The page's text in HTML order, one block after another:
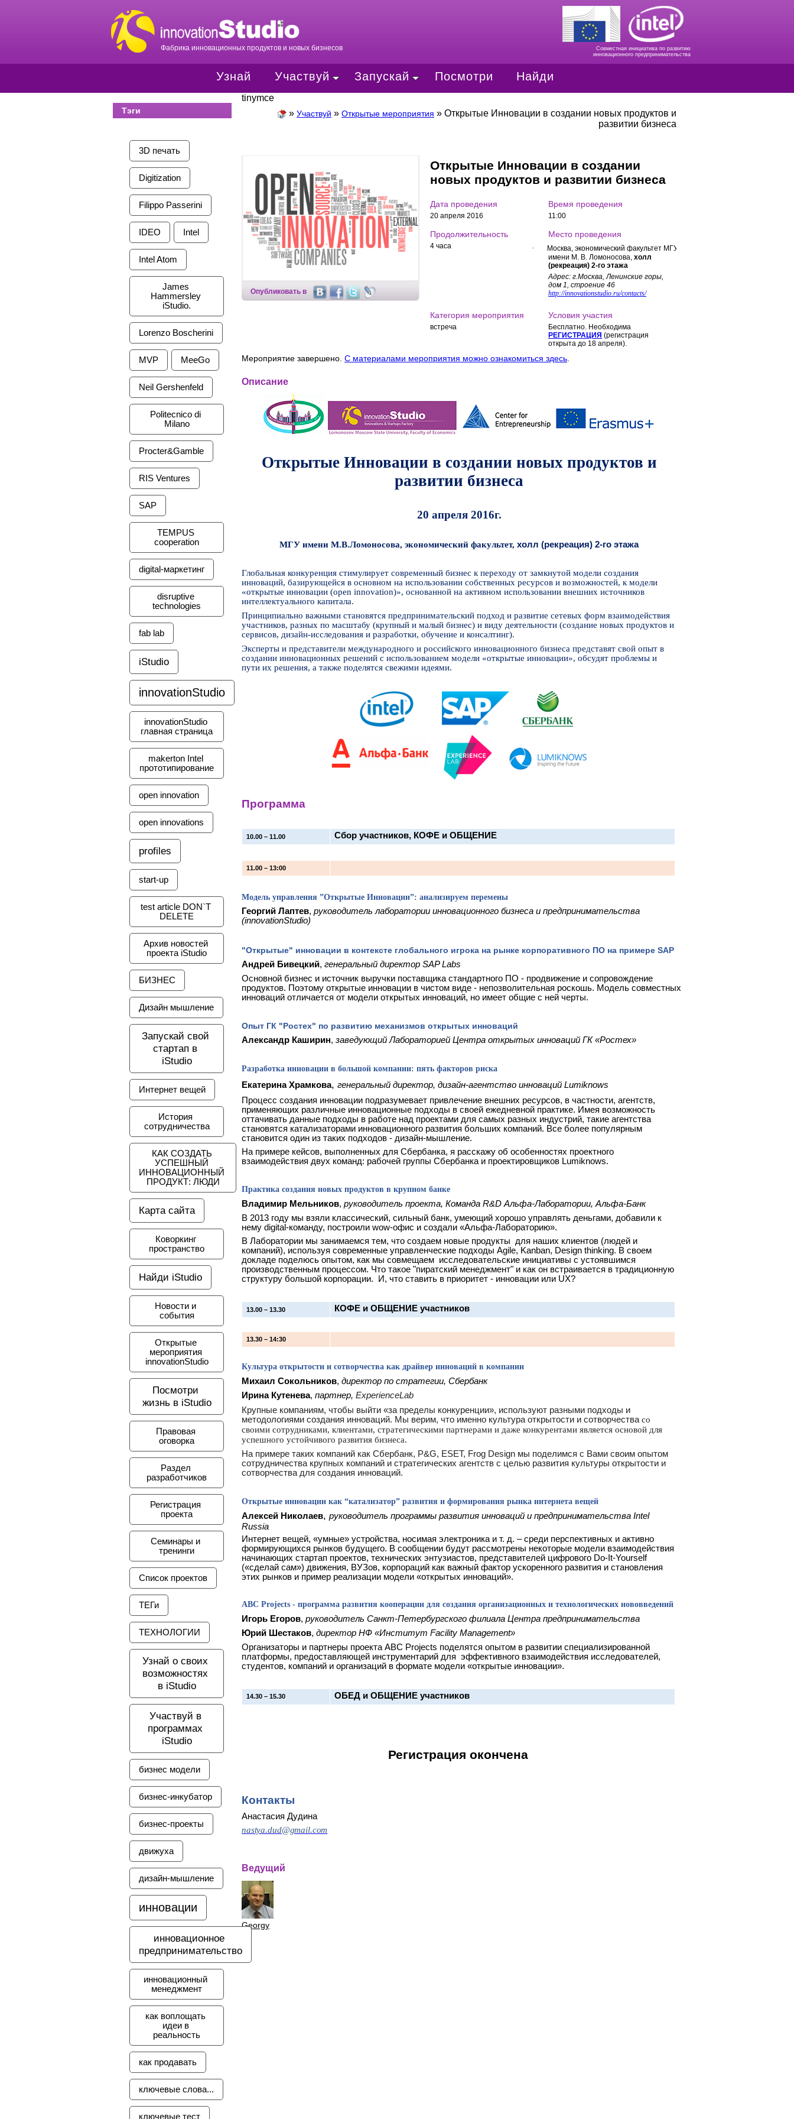
Фабрика инновационных продуктов и новых бизнесов
Совместная инициатива по развитию
инновационного предпринимательства
Узнай Участвуй Запускай Посмотри Найди
Тэги
3D печать
Digitization
Filippo Passerini
IDEO Intel
Intel Atom
James
Hammersley
iStudio.
Lorenzo Boscherini
MVP MeeGo
Neil Gershenfeld
Politecnico di
Milano
Procter&Gamble
RIS Ventures
SAP
TEMPUS
cooperation
digital-маркетинг
disruptive
technologies
fab lab
iStudio
innovationStudio
innovationStudio
главная страница
makerton Intel
прототипирование
open innovation
open innovations
profiles
start-up
test article DON`T
DELETE
Архив новостей
проекта iStudio
БИЗНЕС
Дизайн мышление
Запускай свой
стартап в
iStudio
Интернет вещей
История
сотрудничества
КАК СОЗДАТЬ
УСПЕШНЫЙ
ИННОВАЦИОННЫЙ
ПРОДУКТ: ЛЮДИ
Карта сайта
Коворкинг
пространство
Найди iStudio
Новости и
события
Открытые
мероприятия
innovationStudio
Посмотри
жизнь в iStudio
Правовая
оговорка
Раздел
разработчиков
Регистрация
проекта
Семинары и
тренинги
Список проектов
ТЕГи
ТЕХНОЛОГИИ
Узнай о своих
возможностях
в iStudio
Участвуй в
программах
iStudio
бизнес модели
бизнес-инкубатор
бизнес-проекты
движуха
дизайн-мышление
инновации
инновационное
предпринимательство
инновационный
менеджмент
как воплощать
идеи в
реальность
как продавать
ключевые слова...
ключевые тест
tinymce
» Участвуй » Открытые мероприятия » Открытые Инновации в создании новых продуктов и
развитии бизнеса
Опубликовать в
Открытые Инновации в создании
новых продуктов и развитии бизнеса
Дата проведения
20 апреля 2016
Время проведения
11:00
Продолжительность
4 часа
Место проведения
· Москва, экономический факультет МГУ
имени М. В. Ломоносова, холл
(рекреация) 2-го этажа
Адрес: г.Москва, Ленинские горы,
дом 1, строение 46
http://innovationstudio.ru/contacts/
Категория мероприятия
встреча
Условия участия
Бесплатно. Необходима
РЕГИСТРАЦИЯ (регистрация
открыта до 18 апреля).
Мероприятие завершено. С материалами мероприятия можно ознакомиться здесь.
Описание
Открытые Инновации в создании новых продуктов и
развитии бизнеса
20 апреля 2016г.
МГУ имени М.В.Ломоносова, экономический факультет,холл (рекреация) 2-го этажа
Глобальная конкуренция стимулирует современный бизнес к переходу от замкнутой модели создания
инноваций, базирующейся в основном на использовании собственных ресурсов и возможностей, к модели
«открытые инновации (open innovation)», основанной на активном использовании внешних источников
интеллектуального капитала.
Принципиально важными становятся предпринимательский подход и развитие сетевых форм взаимодействия
участников, разных по масштабу (крупный и малый бизнес) и виду деятельности (создание новых продуктов и
сервисов, дизайн-исследования и разработки, обучение и консалтинг).
Эксперты и представители международного и российского инновационного бизнеса представят свой опыт в
создании инновационных решений с использованием модели «открытые инновации», обсудят проблемы и
пути их решения, а также поделятся свежими идеями.
Программа
10.00 – 11.00 Сбор участников, КОФЕ и ОБЩЕНИЕ
11.00 – 13:00
Модель управления ”Открытые Инновации”: анализируем перемены
Георгий Лаптев, руководитель лаборатории инновационного бизнеса и предпринимательства
(innovationStudio)
"Открытые" инновации в контексте глобального игрока на рынке корпоративного ПО на примере SAP
Андрей Бивецкий, генеральный директор SAP Labs
Основной бизнес и источник выручки поставщика стандартного ПО - продвижение и сопровождение
продуктов. Поэтому открытые инновации в чистом виде - непозволительная роскошь. Модель совместных
инноваций отличается от модели открытых инноваций, но имеет общие с ней черты.
Опыт ГК "Ростех" по развитию механизмов открытых инноваций
Александр Каширин, заведующий Лабораторией Центра открытых инноваций ГК «Ростех»
Разработка инновации в большой компании: пять факторов риска
Екатерина Храмкова, генеральный директор, дизайн-агентство инноваций Lumiknows
Процесс создания инновации подразумевает привлечение внешних ресурсов, в частности, агентств,
применяющих различные инновационные подходы в своей ежедневной практике. Имея возможность
оттачивать данные подходы в работе над проектами для самых разных индустрий, такие агентства
становятся катализаторами инновационного развития больших компаний. Все более популярным
становится один из таких подходов - дизайн-мышление.
На примере кейсов, выполненных для Сбербанка, я расскажу об особенностях проектного
взаимодействия двух команд: рабочей группы Сбербанка и проектировщиков Lumiknows.
Практика создания новых продуктов в крупном банке
Владимир Мельников, руководитель проекта, Команда R&D Альфа-Лаборатории, Альфа-Банк
В 2013 году мы взяли классический, сильный банк, умеющий хорошо управлять деньгами, добавили к
нему digital-команду, построили wow-офис и создали «Альфа-Лабораторию».
В Лаборатории мы занимаемся тем, что создаем новые продукты для наших клиентов (людей и
компаний), используя современные управленческие подходы Agile, Kanban, Design thinking. В своем
докладе поделюсь опытом, как мы совмещаем исследовательские инициативы с устоявшимся
производственным процессом. Что такое "пиратский менеджмент" и как он встраивается в традиционную
структуру большой корпорации. И, что ставить в приоритет - инновации или UX?
13.00 – 13.30 КОФЕ и ОБЩЕНИЕ участников
13.30 – 14:30
Культура открытости и сотворчества как драйвер инноваций в компании
Михаил Сокольников, директор по стратегии, Сбербанк
Ирина Кутенева, партнер, ExperienceLab
Крупные компаниям, чтобы выйти «за пределы конкуренции», используют разными подходы и
методологиями создания инноваций. Мы верим, что именно культура открытости и сотворчествасо
своими сотрудниками, клиентами, стратегическими партнерами и даже конкурентами является основой для
успешного устойчивого развития бизнеса.
На примере таких компаний как Сбербанк, P&G, ESET, Frog Design мы поделимся с Вами своим опытом
сотрудничества крупных компаний и стратегических агентств с целью развития культуры открытости и
сотворчества для создания инноваций.
Открытые инновации как “катализатор” развития и формирования рынка интернета вещей
Алексей Николаев, руководитель программы развития инноваций и предпринимательства Intel
Russia
Интернет вещей, «умные» устройства, носимая электроника и т. д. – среди перспективных и активно
формирующихся рынков будущего. В сообщении будут рассмотрены некоторые модели взаимодействия
начинающих стартап проектов, технических энтузиастов, представителей цифрового Do-It-Yourself
(«сделай сам») движения, ВУЗов, корпораций как важный фактор ускоренного развития и становления
этих рынков и пример реализации модели «открытых инноваций».
ABC Projects - программа развития кооперации для создания организационных и технологических нововведений
Игорь Егоров, руководитель Санкт-Петербургского филиала Центра предпринимательства
Юрий Шестаков, директор НФ «Институт Facility Management»
Организаторы и партнеры проекта ABC Projects поделятся опытом в развитии специализированной
платформы, предоставляющей инструментарий для эффективного взаимодействия исследователей,
студентов, компаний и организаций в формате модели «открытые инновации».
14.30 – 15.30 ОБЕД и ОБЩЕНИЕ участников
Регистрация окончена
Кoнтакты
Анастасия Дудина
nastya.dud@gmail.com
Ведущий
Georgy